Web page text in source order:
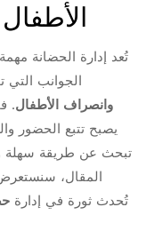
تُعد إدارة الحضانة
الجوانب التي
وانصراف الأطفال.
يصبح تتبع الحضور
تبحث عن طريقة سهلة
المقال،
تُحدث ثورة في إدارة